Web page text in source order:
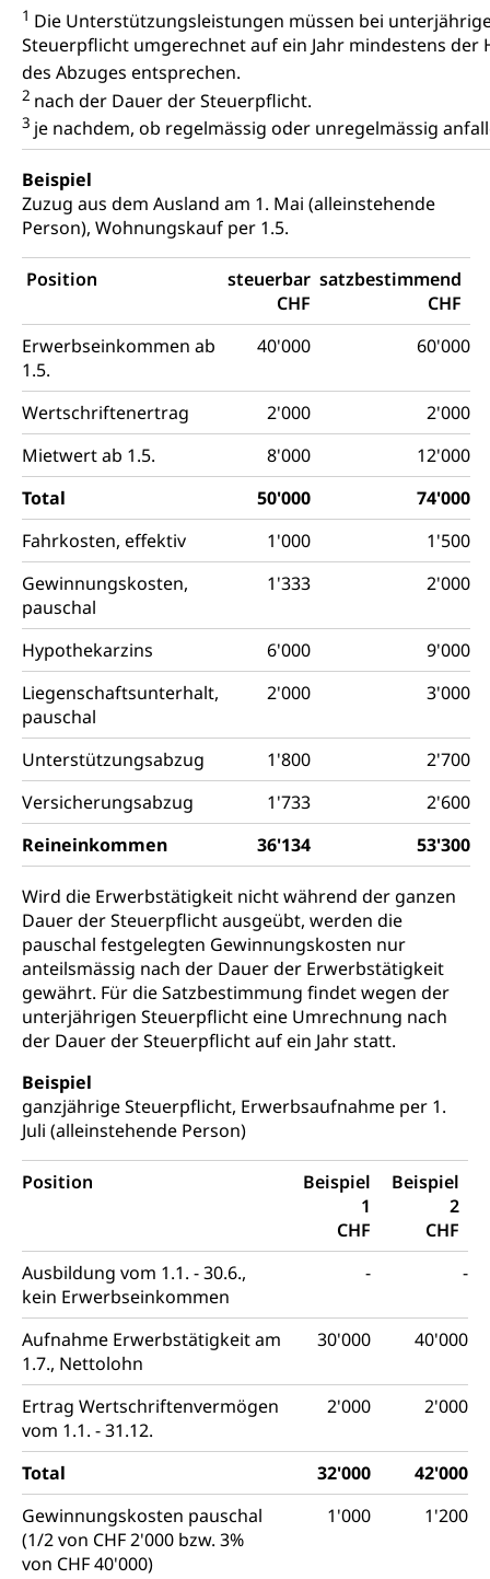
1 Die Unterstützungsleistungen müssen bei
Steuerpflicht umgerechnet auf ein Jahr mindestens der
des Abzuges entsprechen.
2 nach der Dauer der Steuerpflicht.
3 je nachdem, ob regelmässig oder unregelmässig
Beispiel
Zuzug aus dem Ausland am 1. Mai (alleinstehende
Person), Wohnungskauf per 1.5.
Position
steuerbar
CHF
satzbestimmend
CHF
Erwerbseinkommen ab
1.5.
40'000 60'000
Wertschriftenertrag 2'000
2'000
Mietwert ab 1.5.
8'000
12'000
Total
50'000
74'000
Fahrkosten, effektiv
1'000
1'500
Gewinnungskosten,
pauschal
1'333 2'000
Hypothekarzins 6'000
9'000
Liegenschaftsunterhalt,
pauschal
2'000 3'000
Unterstützungsabzug 1'800
2'700
Versicherungsabzug
1'733
2'600
Reineinkommen
36'134 53'300
Wird die Erwerbstätigkeit nicht während der ganzen
Dauer der Steuerpflicht ausgeübt, werden die
pauschal festgelegten Gewinnungskosten nur
anteilsmässig nach der Dauer der Erwerbstätigkeit
gewährt. Für die Satzbestimmung findet wegen der
unterjährigen Steuerpflicht eine Umrechnung nach
der Dauer der Steuerpflicht auf ein Jahr statt.
Beispiel
ganzjährige Steuerpflicht, Erwerbsaufnahme per 1.
Juli (alleinstehende Person)
Position
Beispiel
1
CHF
Beispiel
2
CHF
Ausbildung vom 1.1. - 30.6.,
kein Erwerbseinkommen
- -
Aufnahme Erwerbstätigkeit am
1.7., Nettolohn
30'000 40'000
Ertrag Wertschriftenvermögen
vom 1.1. - 31.12.
2'000 2'000
Total 32'000
42'000
Gewinnungskosten pauschal
(1/2 von CHF 2'000 bzw. 3%
von CHF 40'000)
1'000 1'200